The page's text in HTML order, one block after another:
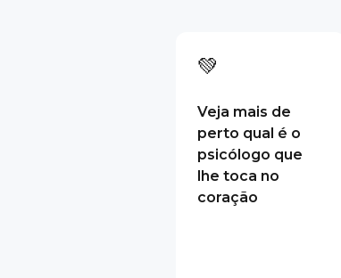
💚
Veja mais de
perto qual é o
psicólogo que
lhe toca no
coração